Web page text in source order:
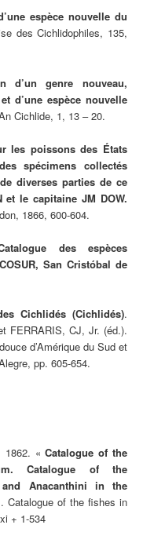
espèce nouvelle du
des Cichlidophiles, 135,
d’un genre nouveau,
d’une espèce nouvelle
Cichlide, 1, 13 – 20.
les poissons des États
spécimens collectés
diverses parties de ce
et le capitaine JM DOW.
1866, 600-604.
des espèces
San Cristóbal de
Cichlidés (Cichlidés).
FERRARIS, CJ, Jr. (éd.).
d’Amérique du Sud et
pp. 605-654.
1862. «Catalogue of the
Catalogue of the
and Anacanthini in the
Catalogue of the fishes in
+ 1-534